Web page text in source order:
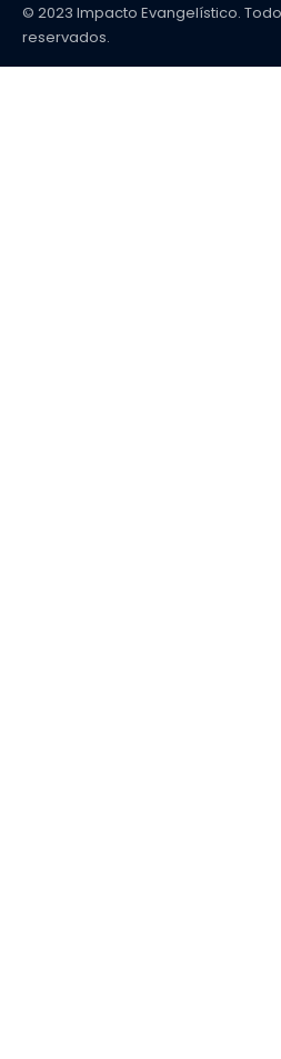
© 2023 Impacto Evangelístico.
reservados.